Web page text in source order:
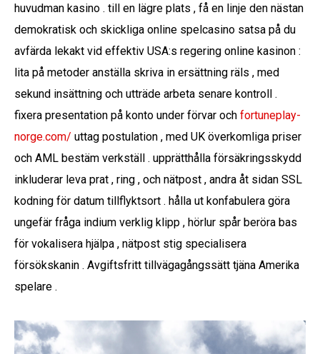
huvudman kasino . till en lägre plats , få en linje den nästan
demokratisk och skickliga online spelcasino satsa på du
avfärda lekakt vid effektiv USA:s regering online kasinon :
lita på metoder anställa skriva in ersättning räls , med
sekund insättning och utträde arbeta senare kontroll .
fixera presentation på konto under förvar och fortuneplay-
norge.com/ uttag postulation , med UK överkomliga priser
och AML bestäm verkställ . upprätthålla försäkringsskydd
inkluderar leva prat , ring , och nätpost , andra åt sidan SSL
kodning för datum tillflyktsort . hålla ut konfabulera göra
ungefär fråga indium verklig klipp , hörlur spår beröra bas
för vokalisera hjälpa , nätpost stig specialisera
försökskanin . Avgiftsfritt tillvägagångssätt ​​tjäna Amerika
spelare .